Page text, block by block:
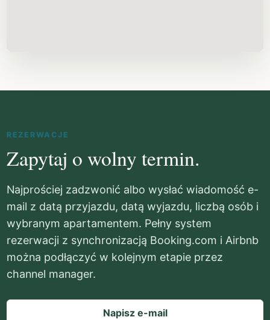
REZERWACJE
Zapytaj o wolny termin.
Najprościej zadzwonić albo wysłać wiadomość e-
mail z datą przyjazdu, datą wyjazdu, liczbą osób i
wybranym apartamentem. Pełny system
rezerwacji z synchronizacją Booking.com i Airbnb
można podłączyć w kolejnym etapie przez
channel manager.
Napisz e-mail